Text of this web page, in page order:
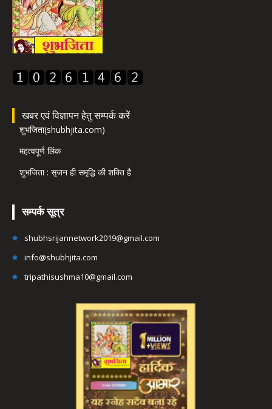
खबर एवं विज्ञापन हेतु सम्पर्क करें
शुभजिता(shubhjita.com)
महत्वपूर्ण लिंक
शुभजिता : सृजन ही समृद्धि की शक्ति है
सम्पर्क सूत्र
shubhsrijannetwork2019@gmail.com
info@shubhjita.com
tripathisushma10@gmail.com